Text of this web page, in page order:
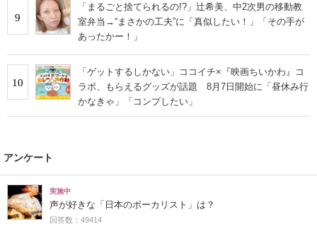
9
「まるごと捨てられるの!?」辻希美、中2次男の移動教
室弁当→“まさかの工夫”に「真似したい！」「その手が
あったかー！」
10
「ゲットするしかない」ココイチ×『映画ちいかわ』コ
ラボ、もらえるグッズが話題 8月7日開始に「昼休み行
かなきゃ」「コンプしたい」
アンケート
実施中
声が好きな「日本のボーカリスト」は？
回答数：49414